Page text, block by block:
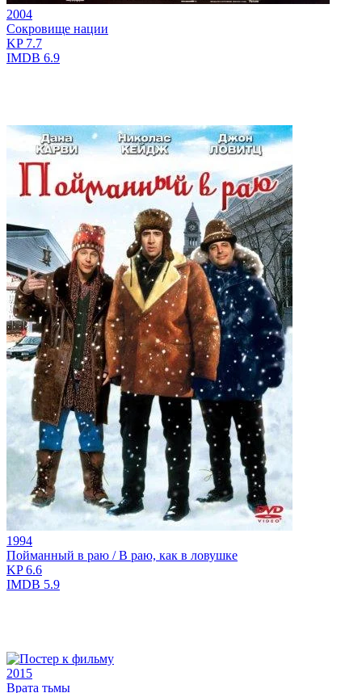
2004
Сокровище нации
KP7.7
IMDB 6.9
1994
Пойманный в раю / В раю, как в ловушке
KP6.6
IMDB 5.9
2015
Врата тьмы